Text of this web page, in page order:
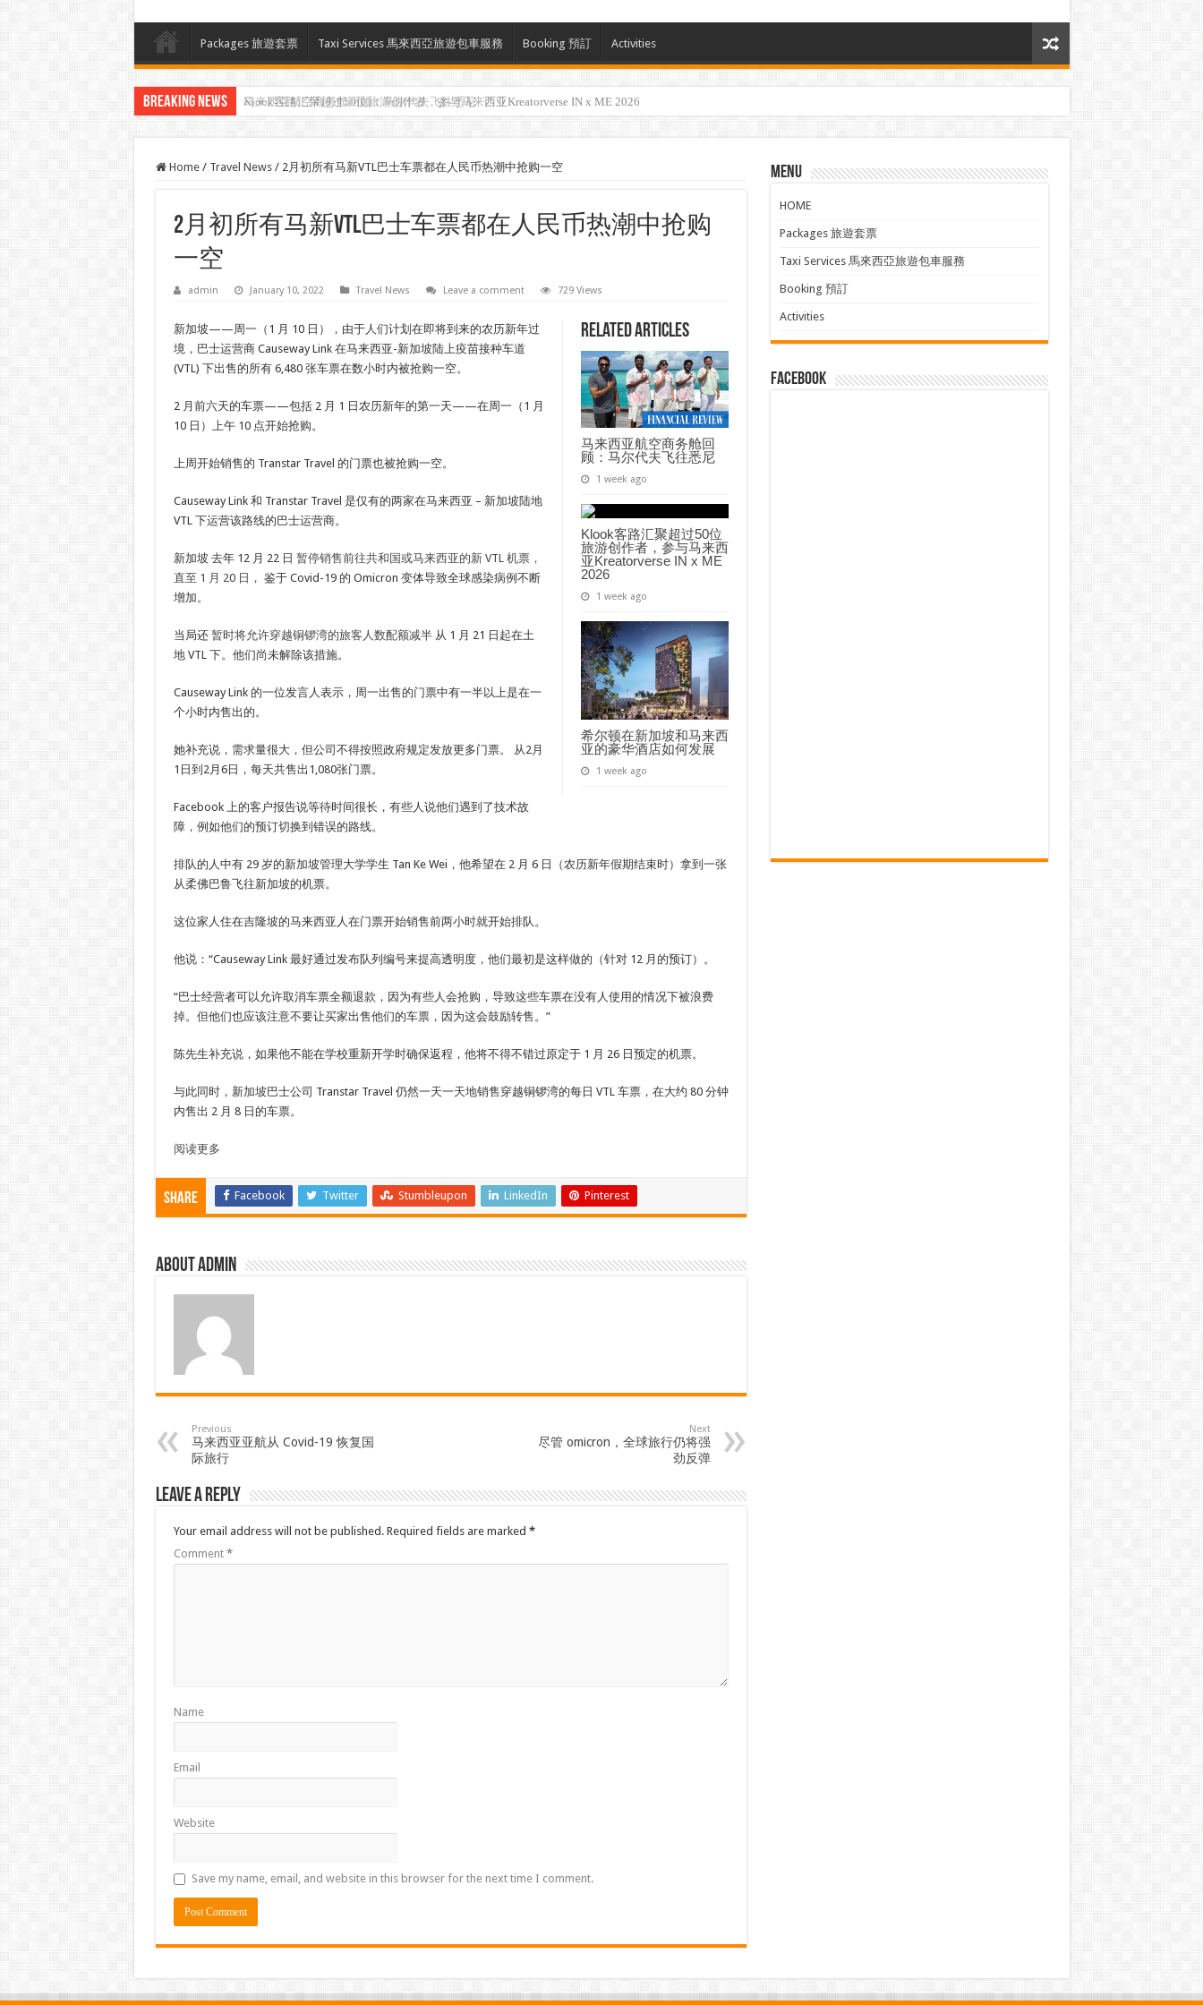
Packages 旅遊套票 Taxi Services 馬來西亞旅遊包車服務 Booking 預訂 Activities
Breaking News Klook客路汇聚超过50位旅游创作者，参与马来西亚Kreatorverse IN x ME 2026
Home / Travel News / 2月初所有马新VTL巴士车票都在人民币热潮中抢购一空
2月初所有马新VTL巴士车票都在人民币热潮中抢购
一空
admin January 10, 2022 Travel News Leave a comment 729 Views
Related Articles
马来西亚航空商务舱回
顾：马尔代夫飞往悉尼
1 week ago
Klook客路汇聚超过50位
旅游创作者，参与马来西
亚Kreatorverse IN x ME
2026
1 week ago
希尔顿在新加坡和马来西
亚的豪华酒店如何发展
1 week ago
新加坡——周一（1 月 10 日），由于人们计划在即将到来的农历新年过
境，巴士运营商 Causeway Link 在马来西亚-新加坡陆上疫苗接种车道
(VTL) 下出售的所有 6,480 张车票在数小时内被抢购一空。
2 月前六天的车票——包括 2 月 1 日农历新年的第一天——在周一（1 月
10 日）上午 10 点开始抢购。
上周开始销售的 Transtar Travel 的门票也被抢购一空。
Causeway Link 和 Transtar Travel 是仅有的两家在马来西亚 – 新加坡陆地
VTL 下运营该路线的巴士运营商。
新加坡 去年 12 月 22 日 暂停销售前往共和国或马来西亚的新 VTL 机票，
直至 1 月 20 日， 鉴于 Covid-19 的 Omicron 变体导致全球感染病例不断
增加。
当局还 暂时将允许穿越铜锣湾的旅客人数配额减半从 1 月 21 日起在土
地 VTL 下。他们尚未解除该措施。
Causeway Link 的一位发言人表示，周一出售的门票中有一半以上是在一
个小时内售出的。
她补充说，需求量很大，但公司不得按照政府规定发放更多门票。 从2月
1日到2月6日，每天共售出1,080张门票。
Facebook 上的客户报告说等待时间很长，有些人说他们遇到了技术故
障，例如他们的预订切换到错误的路线。
排队的人中有 29 岁的新加坡管理大学学生 Tan Ke Wei，他希望在 2 月 6 日（农历新年假期结束时）拿到一张
从柔佛巴鲁飞往新加坡的机票。
这位家人住在吉隆坡的马来西亚人在门票开始销售前两小时就开始排队。
他说：“Causeway Link 最好通过发布队列编号来提高透明度，他们最初是这样做的（针对 12 月的预订）。
“巴士经营者可以允许取消车票全额退款，因为有些人会抢购，导致这些车票在没有人使用的情况下被浪费
掉。但他们也应该注意不要让买家出售他们的车票，因为这会鼓励转售。”
陈先生补充说，如果他不能在学校重新开学时确保返程，他将不得不错过原定于 1 月 26 日预定的机票。
与此同时，新加坡巴士公司 Transtar Travel 仍然一天一天地销售穿越铜锣湾的每日 VTL 车票，在大约 80 分钟
内售出 2 月 8 日的车票。
阅读更多
Share Facebook Twitter Stumbleupon LinkedIn Pinterest
About admin
Previous
马来西亚亚航从 Covid-19 恢复国
际旅行
Next
尽管 omicron，全球旅行仍将强
劲反弹
Leave a Reply
Your email address will not be published. Required fields are marked *
Comment *
Name
Email
Website
Save my name, email, and website in this browser for the next time I comment.
Menu
HOME
Packages 旅遊套票
Taxi Services 馬來西亞旅遊包車服務
Booking 預訂
Activities
facebook